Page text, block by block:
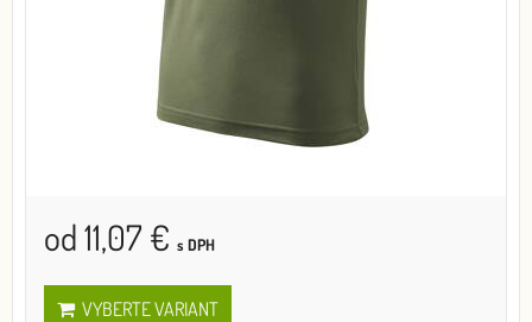
od 11,07 € s DPH
VYBERTE VARIANT